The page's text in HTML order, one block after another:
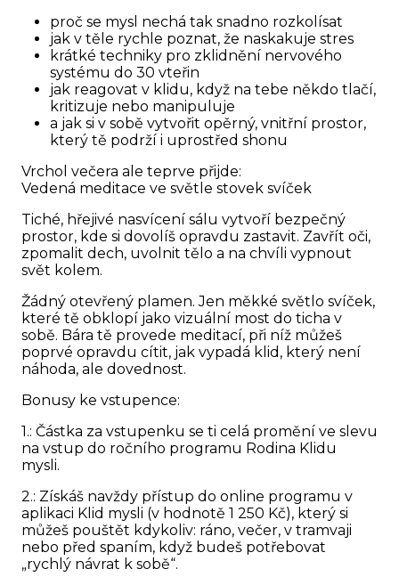
proč se mysl nechá tak snadno rozkolísat
jak v těle rychle poznat, že naskakuje stres
krátké techniky pro zklidnění nervového
systému do 30 vteřin
jak reagovat v klidu, když na tebe někdo tlačí,
kritizuje nebo manipuluje
a jak si v sobě vytvořit opěrný, vnitřní prostor,
který tě podrží i uprostřed shonu
Vrchol večera ale teprve přijde:
Vedená meditace ve světle stovek svíček
Tiché, hřejivé nasvícení sálu vytvoří bezpečný
prostor, kde si dovolíš opravdu zastavit. Zavřít oči,
zpomalit dech, uvolnit tělo a na chvíli vypnout
svět kolem.
Žádný otevřený plamen. Jen měkké světlo svíček,
které tě obklopí jako vizuální most do ticha v
sobě. Bára tě provede meditací, při níž můžeš
poprvé opravdu cítit, jak vypadá klid, který není
náhoda, ale dovednost.
Bonusy ke vstupence:
1.: Částka za vstupenku se ti celá promění ve slevu
na vstup do ročního programu Rodina Klidu
mysli.
2.: Získáš navždy přístup do online programu v
aplikaci Klid mysli (v hodnotě 1 250 Kč), který si
můžeš pouštět kdykoliv: ráno, večer, v tramvaji
nebo před spaním, když budeš potřebovat
„rychlý návrat k sobě“.